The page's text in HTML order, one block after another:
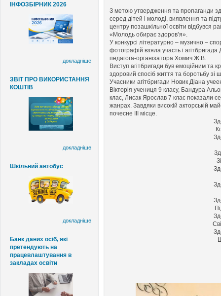
ІНФОЗБІРНИК 2026
докладніше
ЗВІТ ПРО ВИКОРИСТАННЯ
КОШТІВ
докладніше
Шкільний автобус
докладніше
Банк даних осіб, які
претендують на
працевлаштування в
закладах освіти
З метою утвердження та пропаганди
серед дітей і молоді, виявлення та
центру позашкільної освіти відбувся
«Молодь обирає здоров’я».
У конкурсі літературно – музично –
фотографій взяла участь і
педагога-організатора Хомич Ж.В.
Виступ агітбригади був емоційним та
здоровий спосіб життя та боротьбу зі
Учасники агітбригади Новик Діана
Вікторія учениця 9 класу, Бандура
клас, Лисак Ярослав 7 клас показали
жанрах. Завдяки високій акторській
почесне ІІІ місце.